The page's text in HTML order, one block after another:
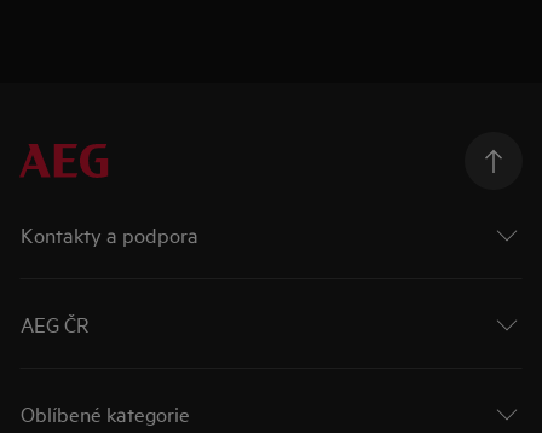
Kontakty a podpora
AEG ČR
Oblíbené kategorie